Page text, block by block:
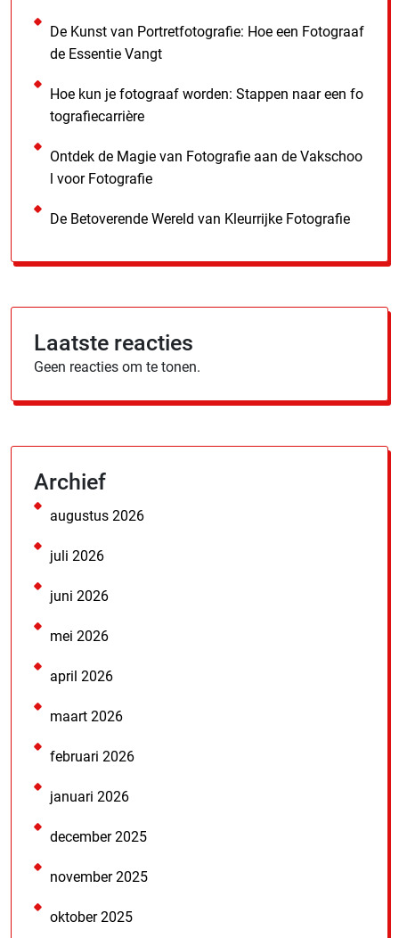
De Kunst van Portretfotografie: Hoe een Fotograaf
de Essentie Vangt
Hoe kun je fotograaf worden: Stappen naar een fo
tografiecarrière
Ontdek de Magie van Fotografie aan de Vakschoo
l voor Fotografie
De Betoverende Wereld van Kleurrijke Fotografie
Laatste reacties
Geen reacties om te tonen.
Archief
augustus 2026
juli 2026
juni 2026
mei 2026
april 2026
maart 2026
februari 2026
januari 2026
december 2025
november 2025
oktober 2025